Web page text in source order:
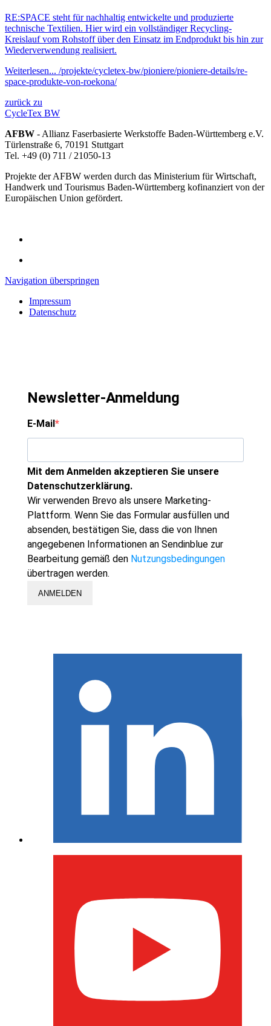
RE:SPACE steht für nachhaltig entwickelte und produzierte
technische Textilien. Hier wird ein vollständiger Recycling-
Kreislauf vom Rohstoff über den Einsatz im Endprodukt bis hin zur
Wiederverwendung realisiert.
Weiterlesen... /projekte/cycletex-bw/pioniere/pioniere-details/re-
space-produkte-von-roekona/
zurück zu
CycleTex BW
AFBW - Allianz Faserbasierte Werkstoffe Baden-Württemberg e.V.
Türlenstraße 6, 70191 Stuttgart
Tel. +49 (0) 711 / 21050-13
Projekte der AFBW werden durch das Ministerium für Wirtschaft,
Handwerk und Tourismus Baden-Württemberg kofinanziert von der
Europäischen Union gefördert.
Navigation überspringen
Impressum
Datenschutz
Newsletter-Anmeldung
E-Mail
Mit dem Anmelden akzeptieren Sie unsere
Datenschutzerklärung.
Wir verwenden Brevo als unsere Marketing-
Plattform. Wenn Sie das Formular ausfüllen und
absenden, bestätigen Sie, dass die von Ihnen
angegebenen Informationen an Sendinblue zur
Bearbeitung gemäß den Nutzungsbedingungen
übertragen werden.
ANMELDEN